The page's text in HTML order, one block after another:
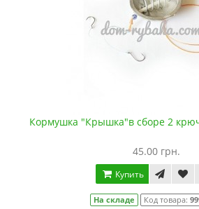
Кормушка "Крышка"в сборе 2
45.00 грн.
Купить
На складе Код товара: